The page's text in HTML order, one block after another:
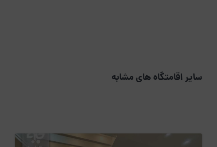
سایر اقامتگاه های مشابه